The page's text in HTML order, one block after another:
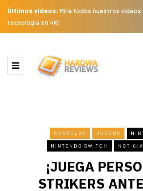
Últimos videos: Mira todos nuestros videos
tecnología en 4K!
CONSOLAS JUEGOS
NINTENDO SWITCH
¡JUEGA
STRIKERS